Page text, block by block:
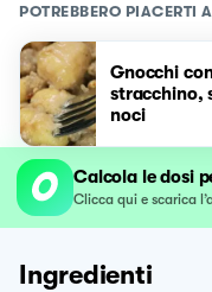
POTREBBERO PIACERTI
Gnocchi
stracchino,
noci
Calcola le dosi
Clicca qui e scarica
Ingredienti